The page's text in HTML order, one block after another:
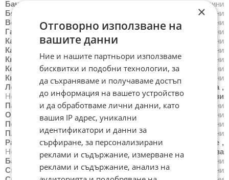
Банско
Новини
Бяла
Новини
Велинград ,Новини Видин , Новини Враца
Новини
Габрово
, Новини Добрич ,Новини Каварна
Новини
Казанлък
,Новини Калофер
Новини
Карнобат
Новини
Кнежа
Новини Козлодуй ,Новини Копривщица
Новини
Котел
Новини Кресна ,Новини Кърджали
Новини
Кюстендил , Новини Летница ,Новини Ловеч
Новини
Лом
Новини Луковит Мездра , Новини Монтана ,
Новини
Несебър ,Новини Нова Загора ,Новини
Нови
Пазар
,Новини Обзор ,Новини Оборище
Новини
Омуртаг
,Новини Павликени ,Новини
Новини
Перник
Петрич
Новини
Пловдив
,Новини Поморие ,Новини
Новини
Радомир
,Новини Разград ,Новини Разлог Русе ,
Новини
Самоков ,Новини Сандански ,Новини
Сапарева
Баня
Новини Свети Влас Новини Свиленград
Новини
Свищов
,Новини Своге ,Новини Севлиево
Новини
×
Отговорно използване на
вашите данни
Ние и нашите партньори използваме
бисквитки и подобни технологии, за
да съхраняваме и получаваме достъп
до информация на вашето устройство
и да обработваме лични данни, като
вашия IP адрес, уникални
идентификатори и данни за
сърфиране, за персонализирани
реклами и съдържание, измерване на
реклами и съдържание, анализ на